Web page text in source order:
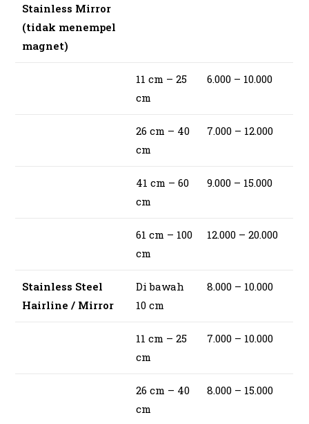
Stainless Mirror
(tidak menempel
magnet)
11 cm – 25
cm
6.000 – 10.000
26 cm – 40
cm
7.000 – 12.000
41 cm – 60
cm
9.000 – 15.000
61 cm – 100
cm
12.000 – 20.000
Stainless Steel
Hairline / Mirror
Di bawah
10 cm
8.000 – 10.000
11 cm – 25
cm
7.000 – 10.000
26 cm – 40
cm
8.000 – 15.000